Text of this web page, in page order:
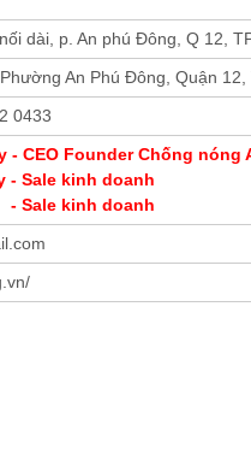
dài, p. An phú Đông, Q 12,
An Phú Đông, Quận
0433
- CEO Founder Chống nóng
- Sale kinh doanh
Sale kinh doanh